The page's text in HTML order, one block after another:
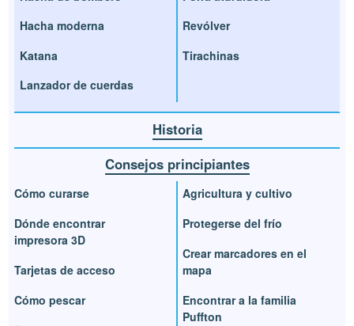
Hacha moderna
Katana
Lanzador de cuerdas
Revólver
Tirachinas
Historia
Consejos principiantes
Cómo curarse
Dónde encontrar
impresora 3D
Tarjetas de acceso
Cómo pescar
Agricultura y cultivo
Protegerse del frío
Crear marcadores en el
mapa
Encontrar a la familia
Puffton